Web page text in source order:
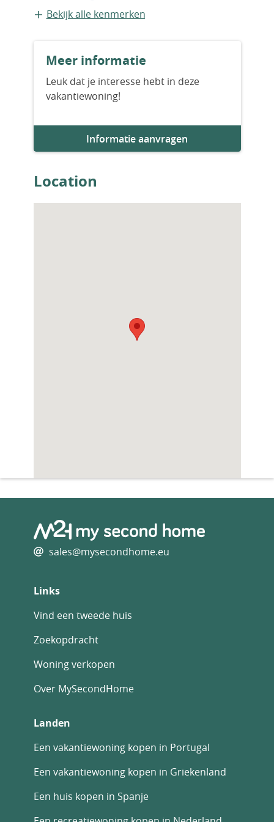
Appartement
Bestaande bouw
Bouwjaar
Aantal slaapkamers
Aantal badkamers
Bekijk alle kenmerken
Meer informatie
Leuk dat je interesse hebt in deze
vakantiewoning!
Informatie aanvragen
Location
sales@mysecondhome.eu
Links
Vind een tweede huis
Zoekopdracht
Woning verkopen
Over MySecondHome
Landen
Een vakantiewoning kopen in Portugal
Een vakantiewoning kopen in Griekenland
Een huis kopen in Spanje